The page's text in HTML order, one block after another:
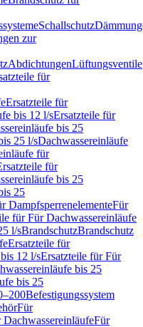
Schallschutz
zur
AbdichtungenLüftungsventile
für
Ersatzteile für
bis 12 l/sErsatzteile für
bis 25
25 l/sDachwassereinläufe
für
für
bis 25
25
DampfsperrenelementeFür
für Für Dachwassereinläufe
l/sBrandschutzBrandschutz
Ersatzteile für
12 l/sErsatzteile für Für
bis 25
bis 25
Befestigungssystem
Für
Für